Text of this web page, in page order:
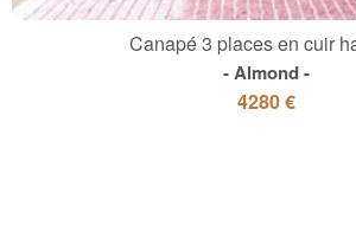
Canapé 3 places en cuir
Almond
4280 €